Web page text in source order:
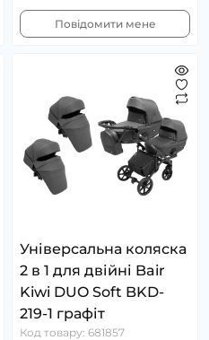
Повідомити мене
Універсальна коляска
2 в 1 для двійні Bair
Kiwi DUO Soft BKD-
219-1 графіт
Код товару: 681857